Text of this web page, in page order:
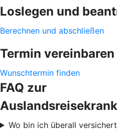
Loslegen und
Berechnen und abschließen
Termin vereinbaren
Wunschtermin finden
FAQ zur
Wo bin ich überall